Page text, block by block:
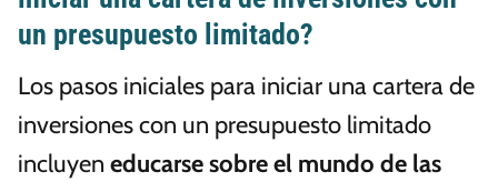
un presupuesto limitado?
Los pasos iniciales para iniciar una cartera de
inversiones con un presupuesto limitado
incluyen educarse sobre el mundo de las